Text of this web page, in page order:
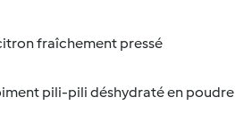
fraîchement pressé
pili-pili déshydraté en poudre